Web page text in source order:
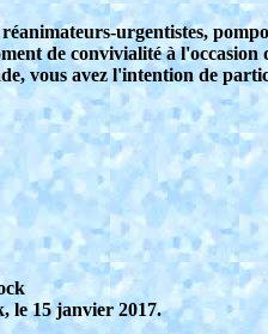
urgentistes,
de convivialité à l'occasion
vous avez l'intention de
le 15 janvier 2017.